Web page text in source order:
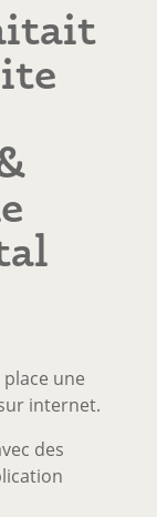
une
internet.
des